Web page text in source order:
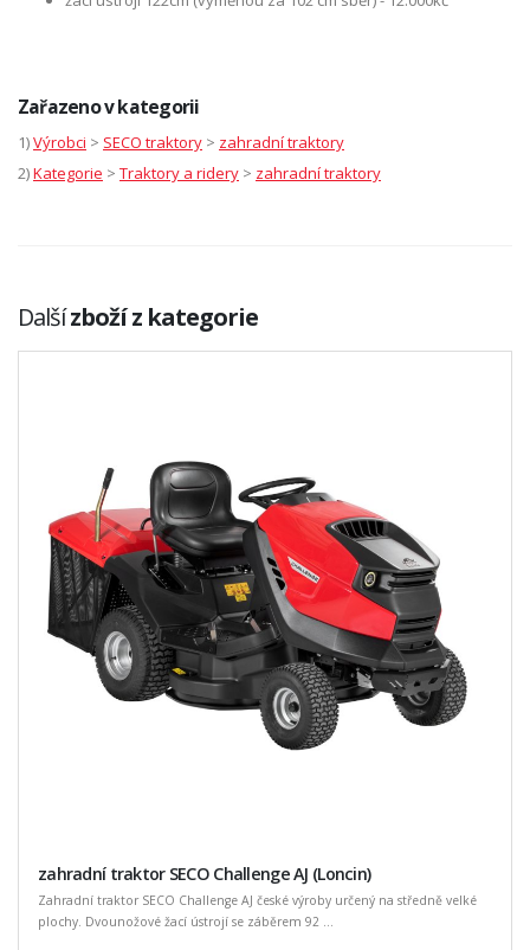
Zařazeno v kategorii
1)Výrobci > SECO traktory > zahradní traktory
2)Kategorie > Traktory a ridery > zahradní traktory
Dalšízboží z kategorie
zahradní traktor SECO Challenge AJ (Loncin)
Zahradní traktor SECO Challenge AJ české výroby určený na středně velké
plochy. Dvounožové žací ústrojí se záběrem 92 ...